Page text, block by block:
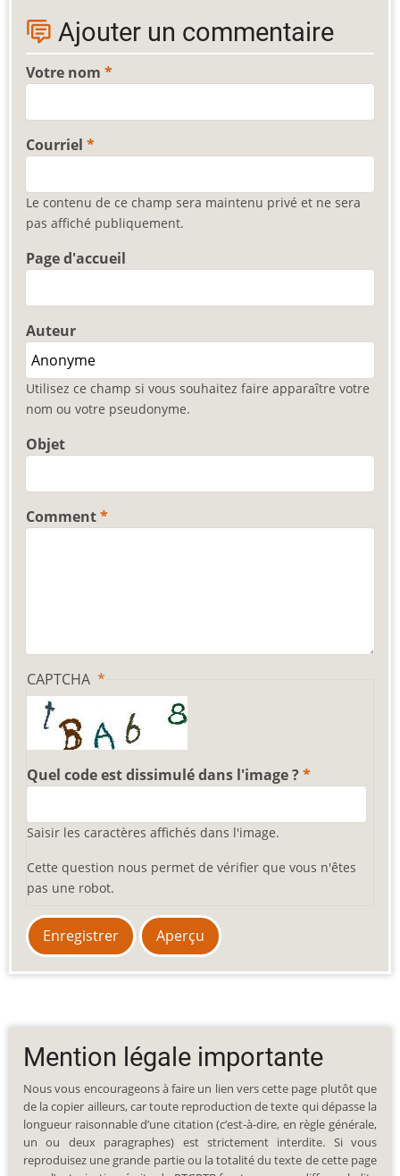
Ajouter un commentaire
Votre nom
Courriel
Le contenu de ce champ sera maintenu privé et ne sera
pas affiché publiquement.
Page d'accueil
Auteur
Utilisez ce champ si vous souhaitez faire apparaître votre
nom ou votre pseudonyme.
Objet
Comment
CAPTCHA
Quel code est dissimulé dans l'image ?
Saisir les caractères affichés dans l'image.
Cette question nous permet de vérifier que vous n'êtes
pas une robot.
Mention légale importante
Nous vous encourageons à faire un lien vers cette page plutôt que
de la copier ailleurs, car toute reproduction de texte qui dépasse la
longueur raisonnable d’une citation (c’est-à-dire, en règle générale,
un ou deux paragraphes) est strictement interdite. Si vous
reproduisez une grande partie ou la totalité du texte de cette page